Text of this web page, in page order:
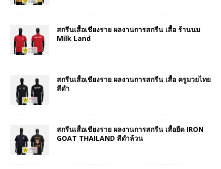
สกรีนเสื้อเชียงราย ผลงานการสกรีน เสื้อ ร้านนม
Milk Land
สกรีนเสื้อเชียงราย ผลงานการสกรีน เสื้อ ครูมวยไทย
สีดำ
สกรีนเสื้อเชียงราย ผลงานการสกรีน เสื้อยืด IRON
GOAT THAILAND สีดำล้วน